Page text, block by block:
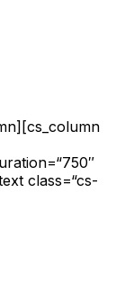
class=“cs-